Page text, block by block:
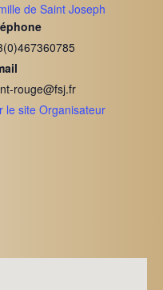
de Saint Joseph
rouge@fsj.fr
le site Organisateur